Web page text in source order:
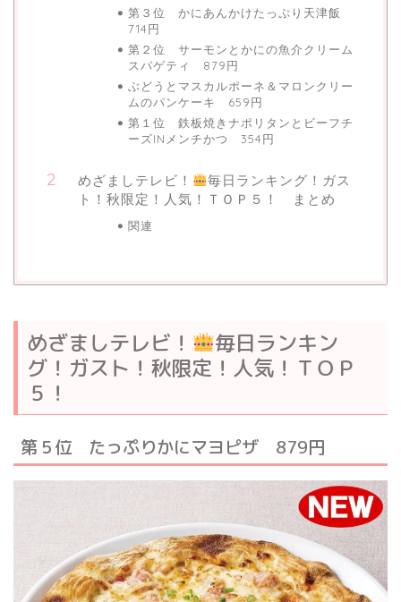
第３位 かにあんかけたっぷり天津飯
714円
第２位 サーモンとかにの魚介クリーム
スパゲティ 879円
ぶどうとマスカルポーネ＆マロンクリー
ムのパンケーキ 659円
第１位 鉄板焼きナポリタンとビーフチ
ーズINメンチかつ 354円
めざましテレビ！
毎日ランキング！ガス
ト！秋限定！人気！ＴＯＰ５！ まとめ
関連
めざましテレビ！
毎日ランキン
グ！ガスト！秋限定！人気！ＴＯＰ
５！
第５位 たっぷりかにマヨピザ 879円